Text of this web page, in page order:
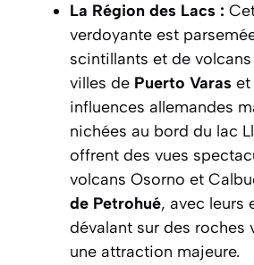
La Région des Lacs :
verdoyante est
scintillants et de
villes de Puerto Varas et
influences allemandes
nichées au bord du lac
offrent des vues
volcans Osorno et
de Petrohué, avec leurs
dévalant sur des roches
une attraction majeure.